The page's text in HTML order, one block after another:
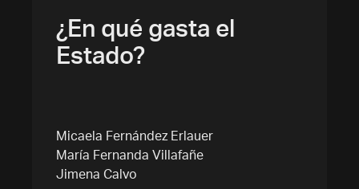
¿En qué gasta el
Estado?
Micaela Fernández Erlauer
María Fernanda Villafañe
Jimena Calvo